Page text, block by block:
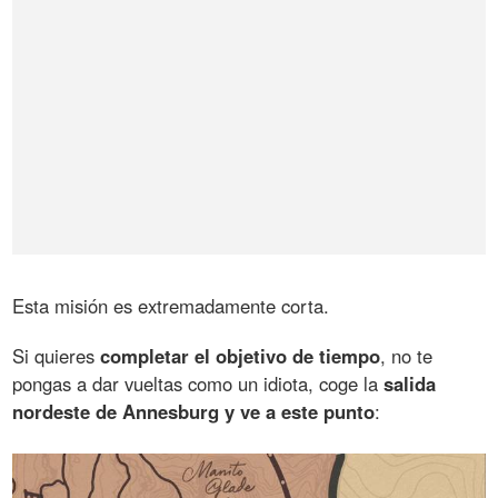
Esta misión es extremadamente corta.
Si quierescompletar el objetivo de tiempo, no te
pongas a dar vueltas como un idiota, coge lasalida
nordeste de Annesburg y ve a este punto: